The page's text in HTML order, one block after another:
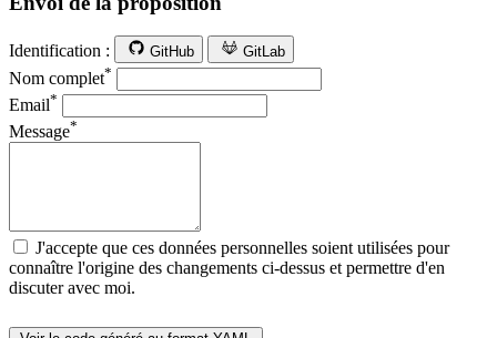
Identification : GitHub GitLab
Nom complet*
Email*
Message*
J'accepte que ces données personnelles soient utilisées pour
connaître l'origine des changements ci-dessus et permettre d'en
discuter avec moi.